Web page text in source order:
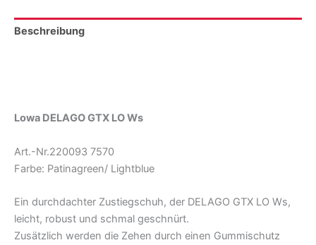
Beschreibung
Lowa DELAGO GTX LO Ws
Art.-Nr.220093 7570
Farbe: Patinagreen/ Lightblue
Ein durchdachter Zustiegschuh, der DELAGO GTX LO Ws,
leicht, robust und schmal geschnürt.
Zusätzlich werden die Zehen durch einen Gummischutz